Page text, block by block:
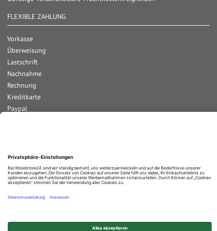
FLEXIBLE ZAHLUNG
Vorkasse
Überweisung
Lastschrift
Nachnahme
Rechnung
Kreditkarte
Paypal
Durchschnittliche Bewertung vonWoodstore GmbH & Co KGbei Trustami:4.68
Bewertungsgrundlage des Anbieters: 4 Verkaufs- und 2 Bewertungsplattformen
© 2025 Woodstore GmbH & Co. KG